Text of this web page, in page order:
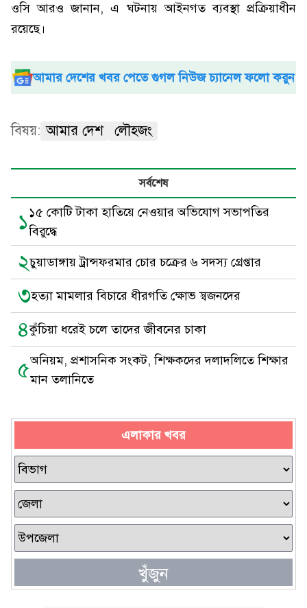
ওসি আরও জানান, এ ঘটনায় আইনগত ব্যবস্থা প্রক্রিয়াধীন
রয়েছে।
আমার দেশের খবর পেতে গুগল নিউজ চ্যানেল ফলো করুন
বিষয়: আমার দেশ লৌহজং
সর্বশেষ
১১৫ কোটি টাকা হাতিয়ে নেওয়ার অভিযোগ সভাপতির
বিরুদ্ধে
২চুয়াডাঙ্গায় ট্রান্সফরমার চোর চক্রের ৬ সদস্য গ্রেপ্তার
৩হত্যা মামলার বিচারে ধীরগতি ক্ষোভ স্বজনদের
৪কুঁচিয়া ধরেই চলে তাদের জীবনের চাকা
৫অনিয়ম, প্রশাসনিক সংকট, শিক্ষকদের দলাদলিতে শিক্ষার
মান তলানিতে
এলাকার খবর
খুঁজুন